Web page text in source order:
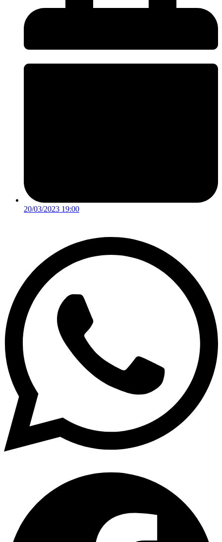
20/03/2023 19:00